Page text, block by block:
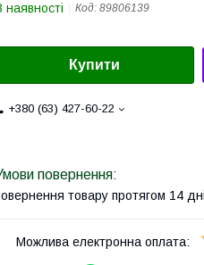
наявності Код: 89806139
Купити
+380 (63) 427-60-22
товару протягом 14